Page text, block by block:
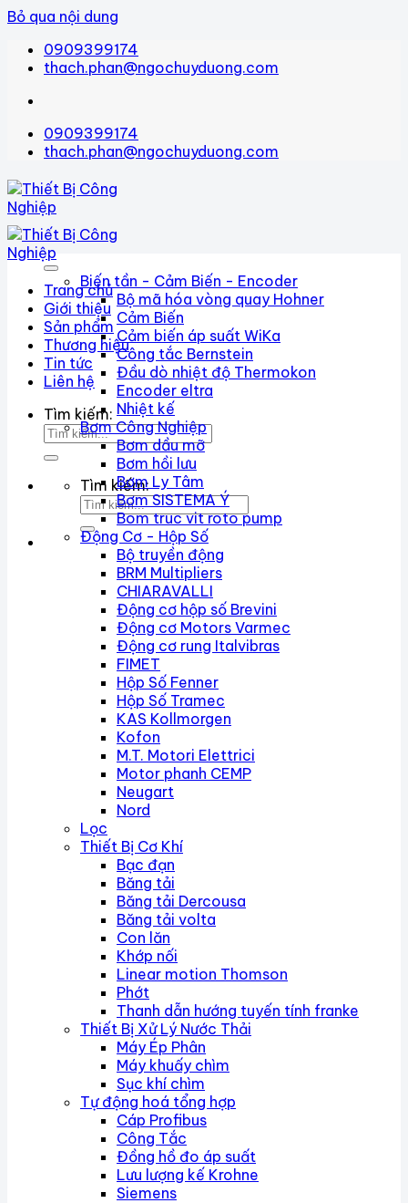
Bỏ qua nội dung
0909399174
thach.phan@ngochuyduong.com
0909399174
thach.phan@ngochuyduong.com
Trang chủ
Giới thiệu
Sản phẩm
Thương hiệu
Tin tức
Liên hệ
Tìm kiếm:
Tìm kiếm:
Biến tần - Cảm Biến - Encoder
Bộ mã hóa vòng quay Hohner
Cảm Biến
Cảm biến áp suất WiKa
Công tắc Bernstein
Đầu dò nhiệt độ Thermokon
Encoder eltra
Nhiệt kế
Bơm Công Nghiệp
Bơm dầu mỡ
Bơm hồi lưu
Bơm Ly Tâm
Bơm SISTEMA Ý
Bom truc vit roto pump
Động Cơ - Hộp Số
Bộ truyền động
BRM Multipliers
CHIARAVALLI
Động cơ hộp số Brevini
Động cơ Motors Varmec
Động cơ rung Italvibras
FIMET
Hộp Số Fenner
Hộp Số Tramec
KAS Kollmorgen
Kofon
M.T. Motori Elettrici
Motor phanh CEMP
Neugart
Nord
Lọc
Thiết Bị Cơ Khí
Bạc đạn
Băng tải
Băng tải Dercousa
Băng tải volta
Con lăn
Khớp nối
Linear motion Thomson
Phớt
Thanh dẫn hướng tuyến tính franke
Thiết Bị Xử Lý Nước Thải
Máy Ép Phân
Máy khuấy chìm
Sục khí chìm
Tự động hoá tổng hợp
Cáp Profibus
Công Tắc
Đồng hồ đo áp suất
Lưu lượng kế Krohne
Siemens